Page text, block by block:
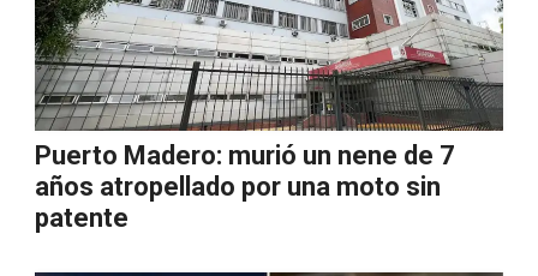
Puerto Madero: murió un nene de 7
años atropellado por una moto sin
patente